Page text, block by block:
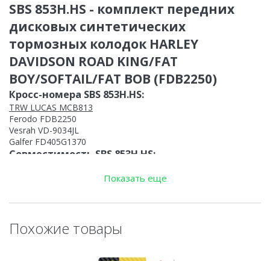
SBS 853H.HS - комплект передних
дисковых синтетических
тормозных колодок HARLEY
DAVIDSON ROAD KING/FAT
BOY/SOFTAIL/FAT BOB (FDB2250)
Кросс-номера SBS 853H.HS:
TRW LUCAS MCB813
Ferodo FDB2250
Vesrah VD-9034JL
Galfer FD405G1370
Совместимость SBS 853H.HS:
HARLEY DAVIDSON FLSTC Heritage Softail Classic 2008-2014
HARLEY DAVIDSON FLSTF Fat Boy 2007-2007
HARLEY DAVIDSON FLSTFB Fat Boy Special/Lo -2014
HARLEY DAVIDSON FLSTFB ANV Fat Boy Lo 110th Ann. Ed.
HARLEY DAVIDSON FLSTFB Fat Boy Special/Lo 2015-
Показать еще
Похожие товары